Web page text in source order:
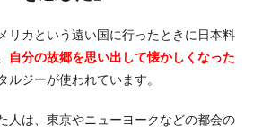
リカという遠い国に行ったときに日本料
自分の故郷を思い出して懐かしくなった
ルジーが使われています。
人は、東京やニューヨークなどの都会の